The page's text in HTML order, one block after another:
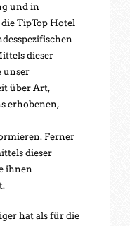
und in
TipTop Hotel
dieser
unser
über Art,
erhobenen,
Ferner
dieser
ihnen
hat als für die